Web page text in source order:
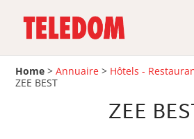
Home >Annuaire > Hôtels -
ZEE BEST
ZEE